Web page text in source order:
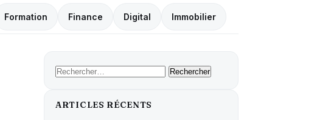
Formation Finance Digital Immobilier
Rechercher :
ARTICLES RÉCENTS